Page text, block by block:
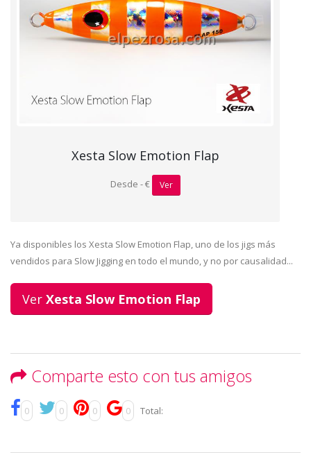
Xesta Slow Emotion Flap
Desde - € Ver
Ya disponibles los Xesta Slow Emotion Flap, uno de los jigs más
vendidos para Slow Jigging en todo el mundo, y no por causalidad...
Ver Xesta Slow Emotion Flap
Comparte esto con tus amigos
0 0 0 0 Total: